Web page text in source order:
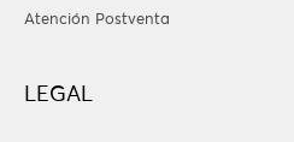
Atención Postventa
LEGAL